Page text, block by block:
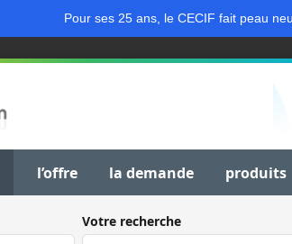
Pour ses 25 ans, le CECIF fait peau
l’offre la demande produits
Votre recherche